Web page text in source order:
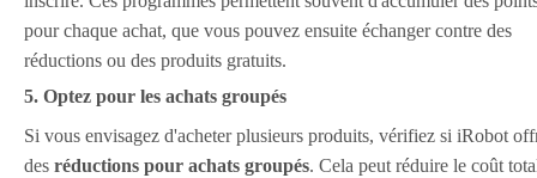
pour chaque achat, que vous pouvez ensuite échanger contre des
réductions ou des produits gratuits.
5. Optez pour les achats groupés
Si vous envisagez d'acheter plusieurs produits, vérifiez si iRobot
des réductions pour achats groupés. Cela peut réduire le coût